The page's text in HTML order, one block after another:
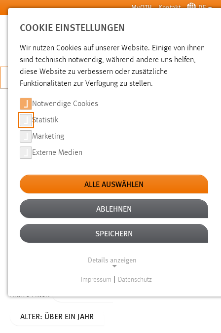
Zum Hauptinhalt springen MyOTH Kontakt DE
SUCHE
JETZT BEWERBEN
SUCHE
FILTER
Typ
Erstellungsdatum
Alter
Aktive Filter:
ALTER: ÜBER EIN JAHR
COOKIE EINSTELLUNGEN
Wir nutzen Cookies auf unserer Website. Einige von ihnen
sind technisch notwendig, während andere uns helfen,
diese Website zu verbessern oder zusätzliche
Funktionalitäten zur Verfügung zu stellen.
Notwendige Cookies
Statistik
Marketing
Externe Medien
ALLE AUSWÄHLEN
ABLEHNEN
SPEICHERN
Details anzeigen
Funktionen und sind für die einwandfreie Funktion der
Impressum Datenschutz